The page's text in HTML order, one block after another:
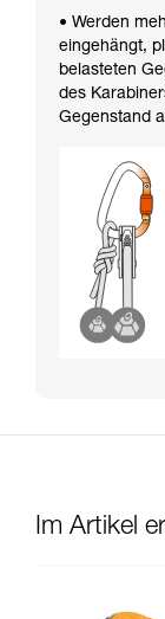
• Werden
eingehängt,
belasteten
des
Gegenstand
Im Artikel